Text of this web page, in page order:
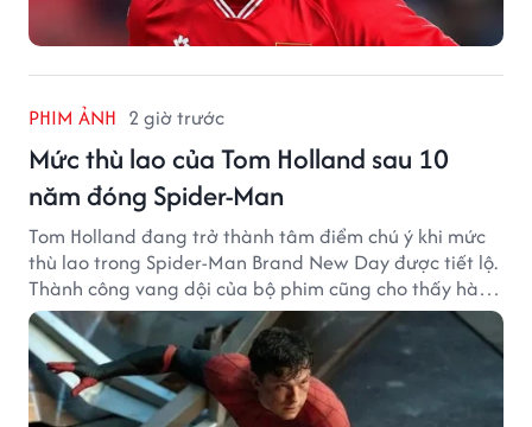
PHIM ẢNH 2 giờ trước
Mức thù lao của Tom Holland sau 10
năm đóng Spider-Man
Tom Holland đang trở thành tâm điểm chú ý khi mức
thù lao trong Spider-Man Brand New Day được tiết lộ.
Thành công vang dội của bộ phim cũng cho thấy hành
trình thăng hạng đáng chú ý của nam diễn viên sau
một thập kỷ gắn bó với vai Người Nhện.